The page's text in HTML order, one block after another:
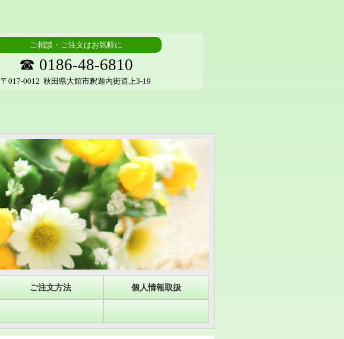
ご相談・ご注文はお気軽に
☎ 0186-48-6810
〒017-0012 秋田県大館市釈迦内街道上3-19
ご注文方法 個人情報取扱